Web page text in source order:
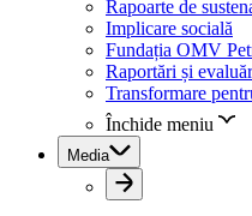
Rapoarte de
Implicare socială
Fundația OMV
Raportări și
Transformare
Închide meniu
Media